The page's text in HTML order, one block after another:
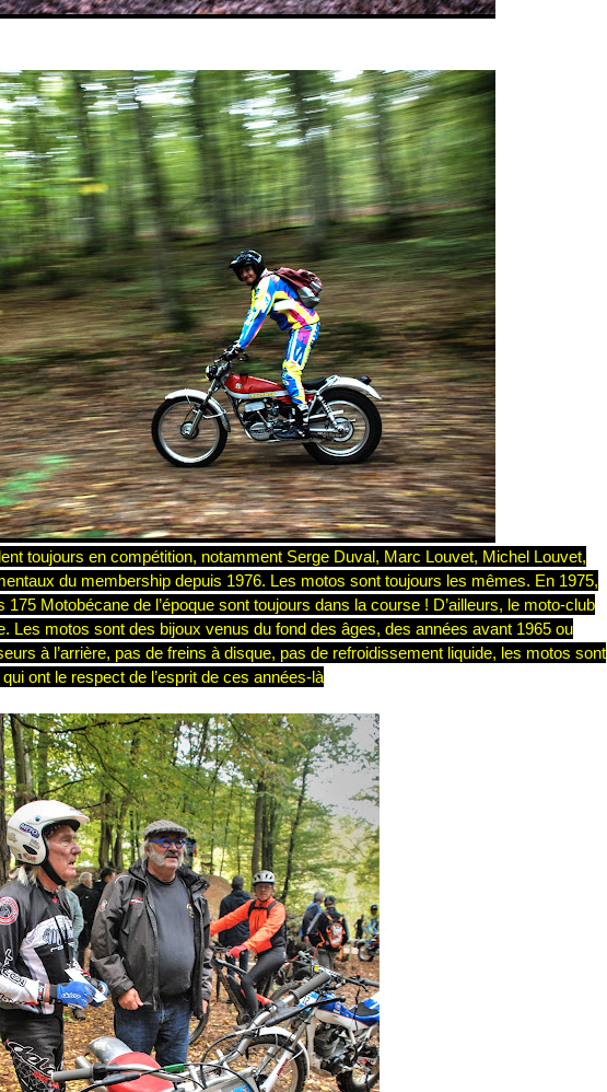
toujours en compétition, notamment Serge Duval, Marc Louvet, Michel Louvet,
du membership depuis 1976. Les motos sont toujours les mêmes. En 1975,
Motobécane de l’époque sont toujours dans la course ! D’ailleurs, le moto-club
Les motos sont des bijoux venus du fond des âges, des années avant 1965 ou
à l’arrière, pas de freins à disque, pas de refroidissement liquide, les motos sont
ont le respect de l’esprit de ces années-là